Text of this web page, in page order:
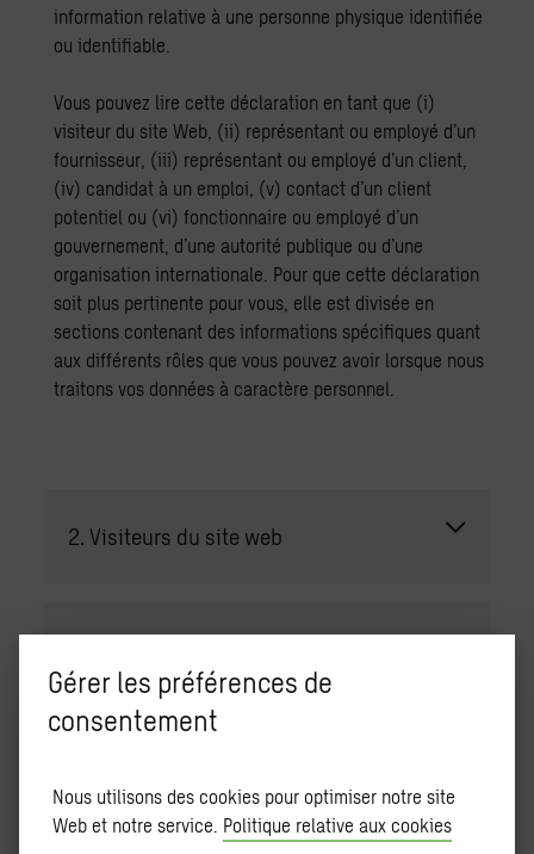
Gérer les préférences de
consentement
Nous utilisons des cookies pour optimiser notre site
Web et notre service. Politique relative aux cookies
information relative à une personne physique identifiée
ou identifiable.
Vous pouvez lire cette déclaration en tant que (i)
visiteur du site Web, (ii) représentant ou employé d’un
fournisseur, (iii) représentant ou employé d’un client,
(iv) candidat à un emploi, (v) contact d’un client
potentiel ou (vi) fonctionnaire ou employé d’un
gouvernement, d’une autorité publique ou d’une
organisation internationale. Pour que cette déclaration
soit plus pertinente pour vous, elle est divisée en
sections contenant des informations spécifiques quant
aux différents rôles que vous pouvez avoir lorsque nous
traitons vos données à caractère personnel.
2. Visiteurs du site web
fournisseurs (y compris agents, sous-
services, consultants et autres
contreparties)